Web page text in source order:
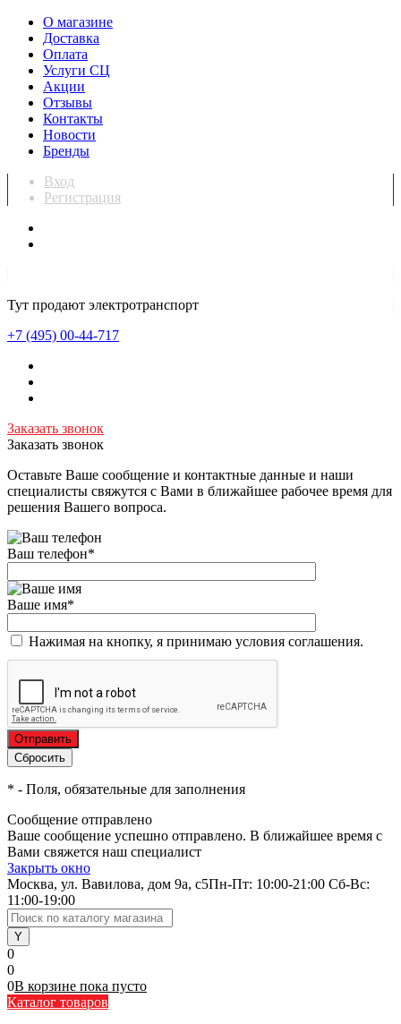
О магазине
Доставка
Оплата
Услуги СЦ
Акции
Отзывы
Контакты
Новости
Бренды
Вход
Регистрация
Тут продают электротранспорт
+7 (495) 00-44-717
Заказать звонок
Заказать звонок
Оставьте Ваше сообщение и контактные данные и наши
специалисты свяжутся с Вами в ближайшее рабочее время для
решения Вашего вопроса.
Ваш телефон*
Ваше имя*
Нажимая на кнопку, я принимаю условия соглашения.
* - Поля, обязательные для заполнения
Сообщение отправлено
Ваше сообщение успешно отправлено. В ближайшее время с
Вами свяжется наш специалист
Закрыть окно
Москва, ул. Вавилова, дом 9а, с5Пн-Пт: 10:00-21:00 Сб-Вс:
11:00-19:00
0
0
0В корзине пока пусто
Каталог товаров